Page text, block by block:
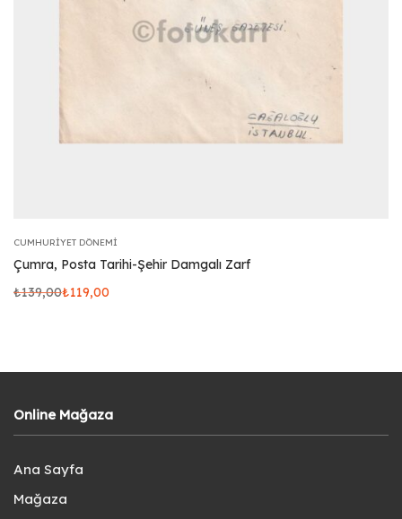
CUMHURIYET DÖNEMI
Çumra, Posta Tarihi-Şehir Damgalı Zarf
₺139,00₺119,00
Online Mağaza
Ana Sayfa
Mağaza